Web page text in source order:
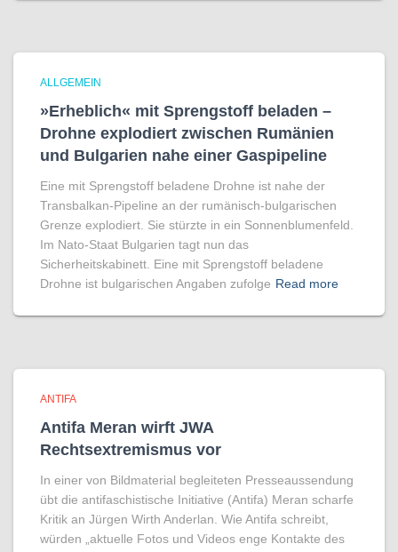
ALLGEMEIN
»Erheblich« mit Sprengstoff beladen –
Drohne explodiert zwischen Rumänien
und Bulgarien nahe einer Gaspipeline
Eine mit Sprengstoff beladene Drohne ist nahe der
Transbalkan-Pipeline an der rumänisch-bulgarischen
Grenze explodiert. Sie stürzte in ein Sonnenblumenfeld.
Im Nato-Staat Bulgarien tagt nun das
Sicherheitskabinett. Eine mit Sprengstoff beladene
Drohne ist bulgarischen Angaben zufolge Read more
ANTIFA
Antifa Meran wirft JWA
Rechtsextremismus vor
In einer von Bildmaterial begleiteten Presseaussendung
übt die antifaschistische Initiative (Antifa) Meran scharfe
Kritik an Jürgen Wirth Anderlan. Wie Antifa schreibt,
würden „aktuelle Fotos und Videos enge Kontakte des